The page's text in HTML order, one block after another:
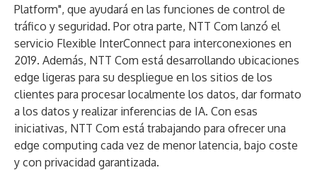
Platform", que ayudará en las funciones de control de
tráfico y seguridad. Por otra parte, NTT Com lanzó el
servicio Flexible InterConnect para interconexiones en
2019. Además, NTT Com está desarrollando ubicaciones
edge ligeras para su despliegue en los sitios de los
clientes para procesar localmente los datos, dar formato
a los datos y realizar inferencias de IA. Con esas
iniciativas, NTT Com está trabajando para ofrecer una
edge computing cada vez de menor latencia, bajo coste
y con privacidad garantizada.